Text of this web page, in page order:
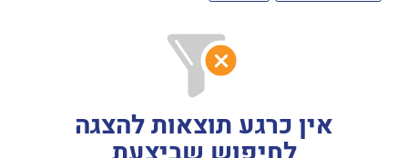
אין כרגע תוצאות להצגה